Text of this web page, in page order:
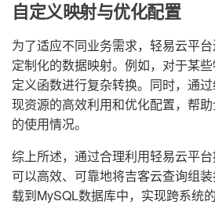
自定义映射与优化配置
为了适应不同业务需求，轻易云平
定制化的数据映射。例如，对于某
定义函数进行复杂转换。同时，通
现资源的高效利用和优化配置，帮
的使用情况。
综上所述，通过合理利用轻易云平
可以高效、可靠地将吉客云查询组
载到MySQL数据库中，实现跨系统